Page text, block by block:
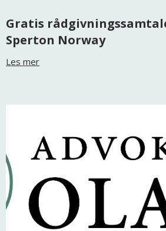
Gratis
Sperton Norway
Les mer